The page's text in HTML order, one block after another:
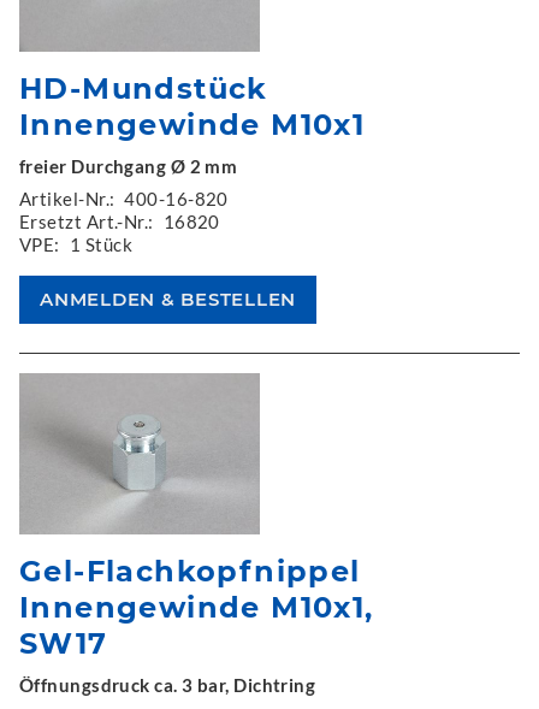
HD-Mundstück
Innengewinde M10x1
freier Durchgang Ø 2 mm
Artikel-Nr.: 400-16-820
Ersetzt Art.-Nr.:
16820
VPE:
1 Stück
Gel-Flachkopfnippel
Innengewinde M10x1,
SW17
Öffnungsdruck ca. 3 bar, Dichtring